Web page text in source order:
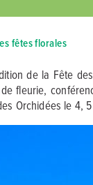
fêtes florales
de la Fête
fleurie,
Orchidées le 4,